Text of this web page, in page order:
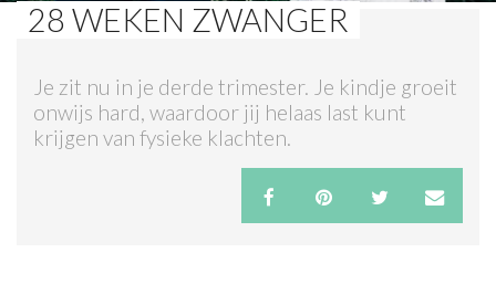
SHOPS
ACTIES & KORTING
28 WEKEN ZWANGER
Je zit nu in je derde trimester. Je kindje groeit
onwijs hard, waardoor jij helaas last kunt
krijgen van fysieke klachten.